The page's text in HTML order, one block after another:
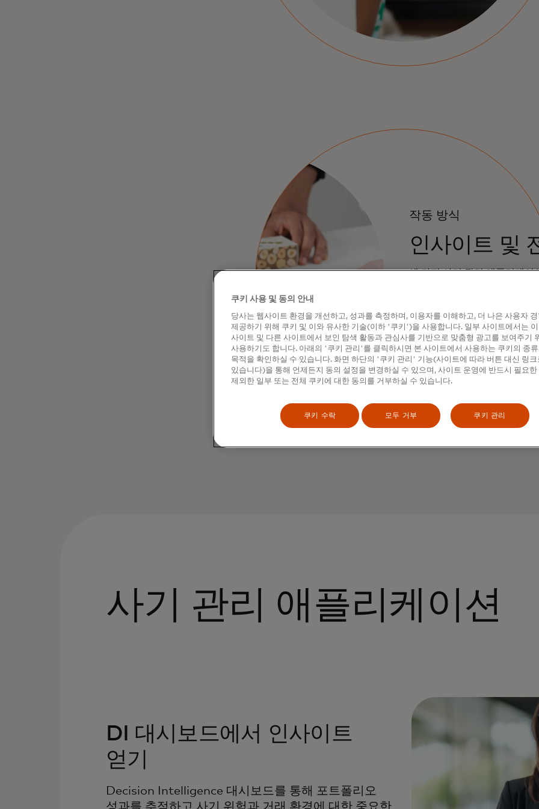
작동 방식
인사이트 및
세 가지 사기 관리 애플리케이
연락하기
사기 관리 애플리케이션
DI 대시보드에서 인사이트
얻기
Decision Intelligence 대시보드를 통해 포트폴리오
성과를 추적하고 사기 위험과 거래 환경에 대한 중요한
쿠키 사용 및 동의 안내
당사는 웹사이트 환경을 개선하고, 성과를 측정하며, 이용자를 이해하고, 더 나은 사용자
제공하기 위해 쿠키 및 이와 유사한 기술(이하 '쿠키')을 사용합니다. 일부 사이트에서는
사이트 및 다른 사이트에서 보인 탐색 활동과 관심사를 기반으로 맞춤형 광고를 보여주기
사용하기도 합니다. 아래의 '쿠키 관리'를 클릭하시면 본 사이트에서 사용하는 쿠키의 종
목적을 확인하실 수 있습니다. 화면 하단의 '쿠키 관리' 기능(사이트에 따라 버튼 대신 링크
있습니다)을 통해 언제든지 동의 설정을 변경하실 수 있으며, 사이트 운영에 반드시 필요한
제외한 일부 또는 전체 쿠키에 대한 동의를 거부하실 수 있습니다.
쿠키 수락 모두 거부 쿠키 관리